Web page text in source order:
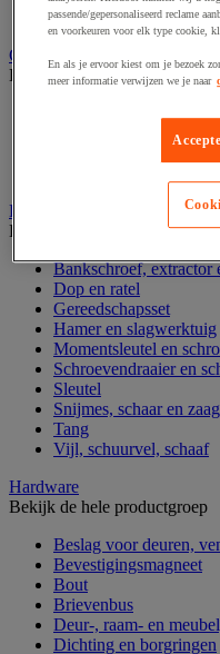
Wandcontactdoos en
Gereedschap opbergen
Bekijk de hele productgroep
Gereedschapskist en
Gereedschapskoffer en
Handgereedschap
Bekijk de hele productgroep
Bankschroef, extractor
Dop en ratel
Gereedschapsset
Hamer en slagwerktuig
Momentsleutel en
Schroevendraaier en
Sleutel
Snijmes, schaar en zaag
Tang
Vijl, schuurvel, schaaf
Hardware
Bekijk de hele productgroep
Beslag voor deuren,
Bevestigingsmagneet
Bout
Brievenbus
Deur-, raam- en
Dichting en borgringen
passende/gepersonaliseerd reclame
en voorkeuren voor elk type cookie,
En als je ervoor kiest om je bezoek
meer informatie verwijzen we je naar